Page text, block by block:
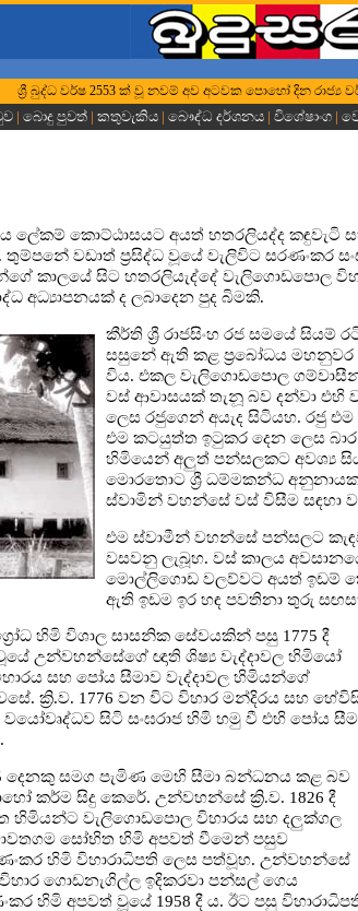
ශ්‍රී බුද්ධ වර්ෂ 2553 ක් වූ නවම් අව අටවක පොහෝ දින රාජ්‍ය
| බොදු පුවත් | කතුවැකිය | බෞද්ධ දර්ශනය | විශේෂාංග |
ලේකම් කොට්ඨාසයට අයත් හතරලියද්ද කඳුවැටි
වඩාත් ප්‍රසිද්ධ වූයේ වැලිවිට සරණංකර
කාලයේ සිට හතරලියැද්දේ වැලිගොඩපොල
ද ලබාදෙන පුද බිමකි.
කීර්ති ශ්‍රී රාජසිංහ රජ සමයේ සියම්
සසුනේ ඇති කළ ප්‍රබෝධය මහනුවර
විය. එකල වැලිගොඩපොල
වස් ආවාසයක් තැනූ බව දන්වා එහි
ලෙස රජුගෙන් අයැද සිටියහ. රජු
එම කටයුත්ත ඉටුකර දෙන ලෙස
හිමියෙන් අලුත් පන්සලකට අවශ්‍ය
මොරතොට ශ්‍රී ධම්මකන්ධ
ස්වාමින් වහන්සේ වස් විසීම සඳහා
එම ස්වාමීන් වහන්සේ පන්සලට
වසවනු ලැබූහ. වස් කාලය
මොල්ලිගොඩ වලව්වට අයත් ඉඩම්
ඇති ඉඩම ඉර හඳ පවතිනා තුරු
හිමි විශාල සාසනික සේවයකින් පසු 1775 දී
උන්වහන්සේගේ ඥාති ශිෂ්‍ය වැද්දාවල හිමියෝ
සහ පෝය සීමාව වැද්දාවල හිමියන්ගේ
ක්‍රි.ව. 1776 වන විට විහාර මන්දිරය සහ
සිටි සංඝරාජ හිමි හමු වී එහි පෝය
දෙනකු සමග පැමිණ මෙහි සීමා බන්ධනය කළ බව
කර්ම සිදු කෙරේ. උන්වහන්සේ ක්‍රි.ව. 1826 දී
හිමියන්ට වැලිගොඩපොල විහාරය සහ දලුක්ගල
මාවතගම සෝභිත හිමි අපවත් වීමෙන් පසුව
හිමි විහාරාධිපති ලෙස පත්වූහ. උන්වහන්සේ
ගොඩනැගිල්ල ඉදිකරවා පන්සල් ගෙය
හිමි අපවත් වූයේ 1958 දී ය. ඊට පසු